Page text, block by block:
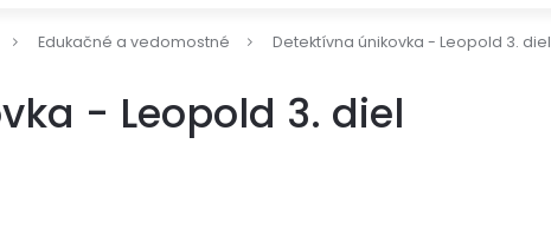
Edukačné a vedomostné Detektívna únikovka - Leopold 3. diel
- Leopold 3. diel